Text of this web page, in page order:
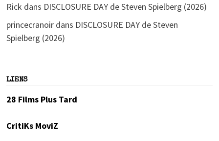
Rick dans DISCLOSURE DAY de Steven Spielberg (2026)
princecranoirdans DISCLOSURE DAY de Steven
Spielberg (2026)
LIENS
28 Films Plus Tard
CritiKs MoviZ